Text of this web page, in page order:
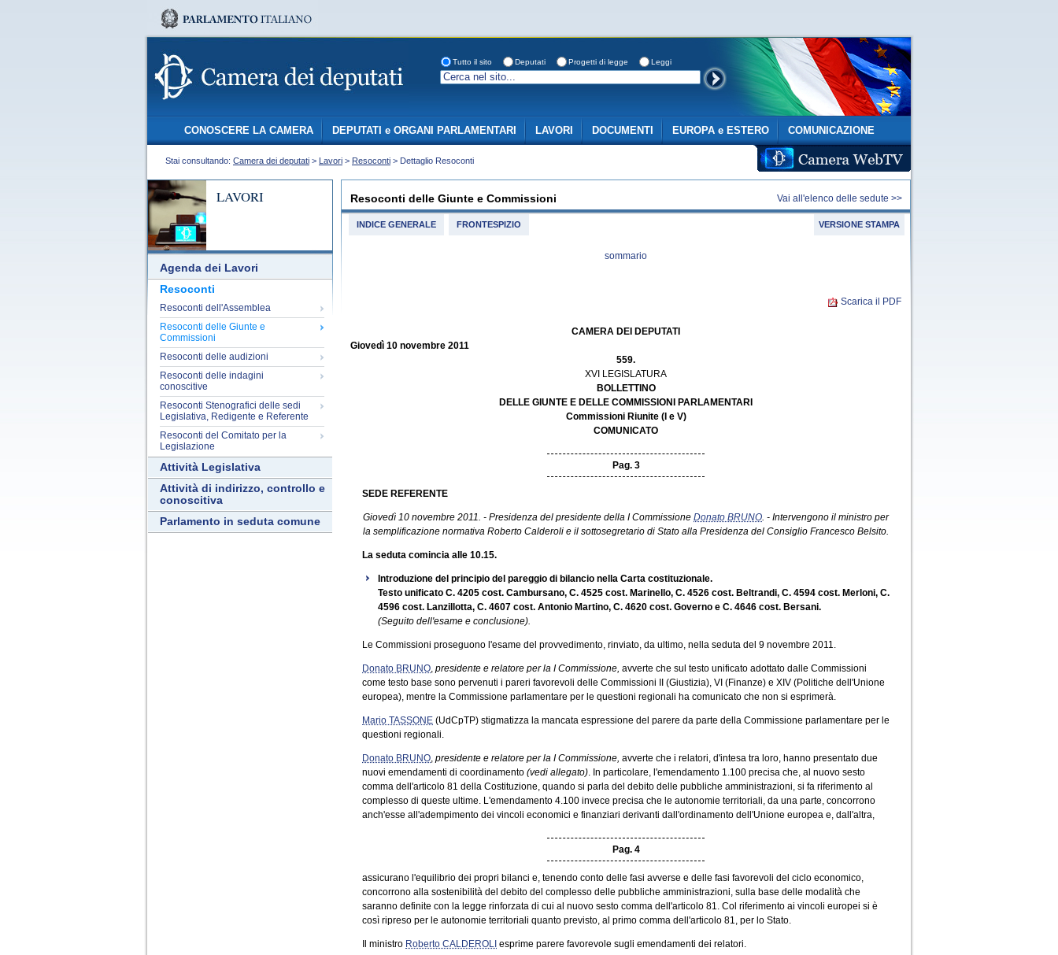
Tutto il sito Deputati Progetti di legge Leggi
CONOSCERE LA CAMERA DEPUTATI e ORGANI PARLAMENTARI LAVORI DOCUMENTI EUROPA e ESTERO COMUNICAZIONE
Stai consultando: Camera dei deputati > Lavori > Resoconti > Dettaglio Resoconti
LAVORI
Agenda dei Lavori
Resoconti
Resoconti dell'Assemblea
Resoconti delle Giunte e
Commissioni
Resoconti delle audizioni
Resoconti delle indagini
conoscitive
Resoconti Stenografici delle sedi
Legislativa, Redigente e Referente
Resoconti del Comitato per la
Legislazione
Attività Legislativa
Attività di indirizzo, controllo e
conoscitiva
Parlamento in seduta comune
Resoconti delle Giunte e Commissioni Vai all'elenco delle sedute >>
INDICE GENERALE FRONTESPIZIO VERSIONE STAMPA
sommario
Scarica il PDF
CAMERA DEI DEPUTATI
Giovedì 10 novembre 2011
559.
XVI LEGISLATURA
BOLLETTINO
DELLE GIUNTE E DELLE COMMISSIONI PARLAMENTARI
Commissioni Riunite (I e V)
COMUNICATO
Pag. 3
SEDE REFERENTE
Giovedì 10 novembre 2011. - Presidenza del presidente della I Commissione Donato BRUNO. - Intervengono il ministro per
la semplificazione normativa Roberto Calderoli e il sottosegretario di Stato alla Presidenza del Consiglio Francesco Belsito.
La seduta comincia alle 10.15.
Introduzione del principio del pareggio di bilancio nella Carta costituzionale.
Testo unificato C. 4205 cost. Cambursano, C. 4525 cost. Marinello, C. 4526 cost. Beltrandi, C. 4594 cost. Merloni, C.
4596 cost. Lanzillotta, C. 4607 cost. Antonio Martino, C. 4620 cost. Governo e C. 4646 cost. Bersani.
(Seguito dell'esame e conclusione).
Le Commissioni proseguono l'esame del provvedimento, rinviato, da ultimo, nella seduta del 9 novembre 2011.
Donato BRUNO, presidente e relatore per la I Commissione, avverte che sul testo unificato adottato dalle Commissioni
come testo base sono pervenuti i pareri favorevoli delle Commissioni II (Giustizia), VI (Finanze) e XIV (Politiche dell'Unione
europea), mentre la Commissione parlamentare per le questioni regionali ha comunicato che non si esprimerà.
Mario TASSONE (UdCpTP) stigmatizza la mancata espressione del parere da parte della Commissione parlamentare per le
questioni regionali.
Donato BRUNO, presidente e relatore per la I Commissione, avverte che i relatori, d'intesa tra loro, hanno presentato due
nuovi emendamenti di coordinamento (vedi allegato). In particolare, l'emendamento 1.100 precisa che, al nuovo sesto
comma dell'articolo 81 della Costituzione, quando si parla del debito delle pubbliche amministrazioni, si fa riferimento al
complesso di queste ultime. L'emendamento 4.100 invece precisa che le autonomie territoriali, da una parte, concorrono
anch'esse all'adempimento dei vincoli economici e finanziari derivanti dall'ordinamento dell'Unione europea e, dall'altra,
Pag. 4
assicurano l'equilibrio dei propri bilanci e, tenendo conto delle fasi avverse e delle fasi favorevoli del ciclo economico,
concorrono alla sostenibilità del debito del complesso delle pubbliche amministrazioni, sulla base delle modalità che
saranno definite con la legge rinforzata di cui al nuovo sesto comma dell'articolo 81. Col riferimento ai vincoli europei si è
così ripreso per le autonomie territoriali quanto previsto, al primo comma dell'articolo 81, per lo Stato.
Il ministro Roberto CALDEROLI esprime parere favorevole sugli emendamenti dei relatori.